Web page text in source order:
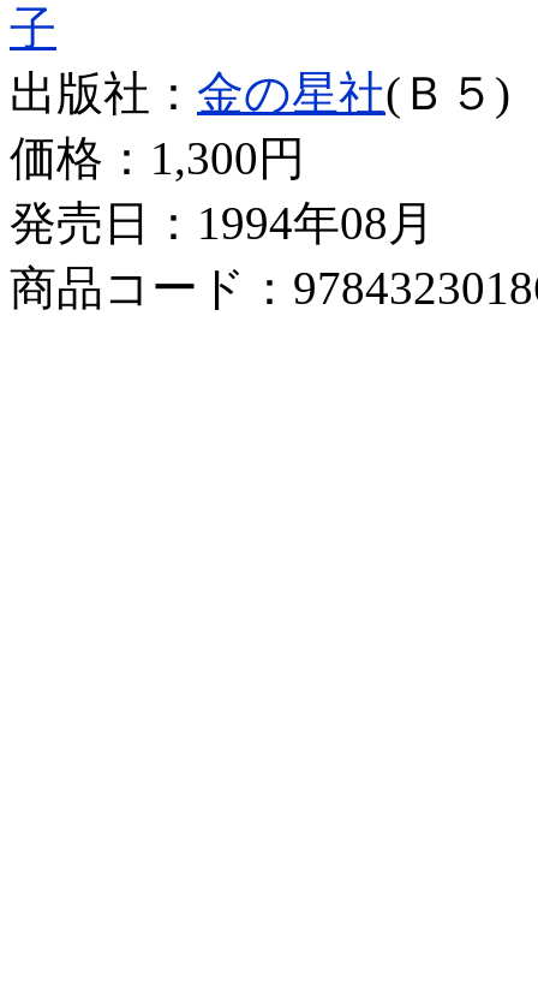
子
出版社： 金の星社(Ｂ５)
価格： 1,300円
発売日：1994年08月
商品コード：